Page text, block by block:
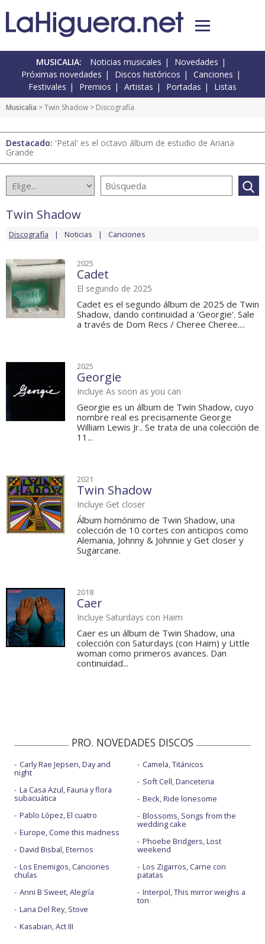
MUSICALIA: Noticias musicales
Novedades
Próximas novedades
Discos históricos
Canciones
Festivales
Premios Artistas Portadas Listas
Musicalia >Twin Shadow > Discografía
Destacado: 'Petal' es el octavo álbum de estudio de Ariana
Grande
Twin Shadow
Discografía Noticias Canciones
2025
Cadet
El segundo de 2025
Cadet es el segundo álbum de 2025 de Twin
Shadow, dando continuidad a 'Georgie'. Sale
a través de Dom Recs / Cheree Cheree....
2025
Georgie
Incluye As soon as you can
Georgie es un álbum de Twin Shadow, cuyo
nombre real es precisamente George
William Lewis Jr.. Se trata de una colección de
11...
2021
Twin Shadow
Incluye Get closer
Álbum homónimo de Twin Shadow, una
colección de 10 cortes con anticipos como
Alemania, Johnny & Johnnie y Get closer y
Sugarcane.
2018
Caer
Incluye Saturdays con Haim
Caer es un álbum de Twin Shadow, una
colección con Saturdays (con Haim) y Little
woman como primeros avances. Dan
continuidad...
PRO. NOVEDADES DISCOS
Carly Rae Jepsen, Day and
night
La Casa Azul, Fauna y flora
subacuática
Pablo López, El cuatro
Europe, Come this madness
David Bisbal, Eternos
Los Enemigos, Canciones
chulas
Anni B Sweet, Alegría
Lana Del Rey, Stove
Kasabian, Act III
Camela, Titánicos
Soft Cell, Danceteria
Beck, Ride lonesome
Blossoms, Songs from the
wedding cake
Phoebe Bridgers, Lost
weekend
Los Zigarros, Carne con
patatas
Interpol, This mirror weighs a
ton